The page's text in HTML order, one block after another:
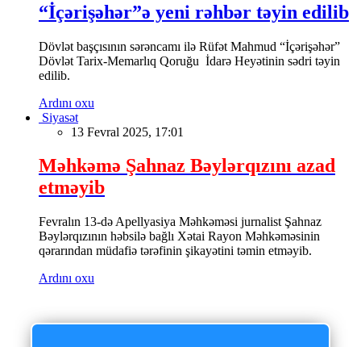
“İçərişəhər”ə yeni rəhbər təyin edilib
Dövlət başçısının sərəncamı ilə Rüfət Mahmud “İçərişəhər”
Dövlət Tarix-Memarlıq Qoruğu İdarə Heyətinin sədri təyin
edilib.
Ardını oxu
Siyasət
13 Fevral 2025, 17:01
Məhkəmə Şahnaz Bəylərqızını azad
etməyib
Fevralın 13-də Apellyasiya Məhkəməsi jurnalist Şahnaz
Bəylərqızının həbsilə bağlı Xətai Rayon Məhkəməsinin
qərarından müdafiə tərəfinin şikayətini təmin etməyib.
Ardını oxu